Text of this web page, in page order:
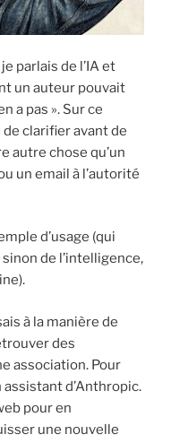
parlais de l’IA et
un auteur pouvait
a pas ». Sur ce
clarifier avant de
autre chose qu’un
un email à l’autorité
d’usage (qui
de l’intelligence,
à la manière de
des
association. Pour
assistant d’Anthropic.
pour en
une nouvelle